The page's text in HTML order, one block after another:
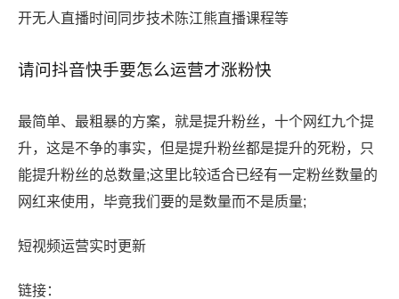
开无人直播时间同步技术陈江熊直播课程等
请问抖音快手要怎么运营才涨粉快
最简单、最粗暴的方案，就是提升粉丝，十个网红九个提
升，这是不争的事实，但是提升粉丝都是提升的死粉，只
能提升粉丝的总数量;这里比较适合已经有一定粉丝数量的
网红来使用，毕竟我们要的是数量而不是质量;
短视频运营实时更新
链接：